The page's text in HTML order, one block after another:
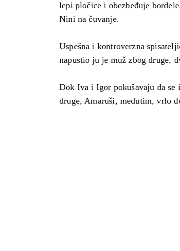
lepi pločice i obezbeđuje
Nini na čuvanje.
Uspešna i kontroverzna
napustio ju je muž zbog druge,
Dok Iva i Igor pokušavaju da se
druge, Amaruši, međutim, vrlo